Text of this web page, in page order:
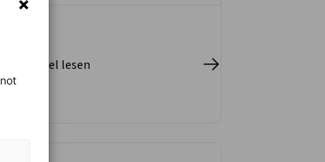
ein regelbasiertes
Artikel lesen